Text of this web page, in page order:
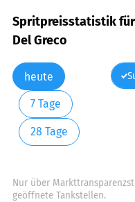
Spritpreisstatistik für
Del Greco
heute
7 Tage
28 Tage
Nur über
geöffnete Tankstellen.